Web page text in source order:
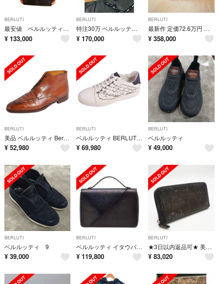
BERLUTI
最安値 ベルルッティ 鞄 バックパック リュック
¥ 133,000
BERLUTI
特注30万 ベルルッティ イタウバ レザー 長財布 エレファントグレー シルバー
¥ 170,000
BERLUTI
最新作 定価72.6万円 ベルルッティ ルッティ25パティーヌレザートートバッグ
¥ 358,000
BERLUTI
美品 ベルルッティ Berluti ブーツ Uチップ レースアップ レザー 革靴 メンズ 9(28.5cm相当) ブラウン
¥ 52,980
BERLUTI
ベルルッティ BERLUTI スニーカー プレイタイム PLAYTIME カリグラフィー スクリットレザー レザー 靴 メンズ 8(27.5cm)
¥ 69,980
BERLUTI
ベルルッティ
¥ 49,000
BERLUTI
ベルルッティ 9
¥ 39,000
BERLUTI
ベルルッティ イタウバ ワイド ネオ ラウンドファスナー セカンドバッグ ウォレット ヴェネチア カーフレザー メンズ Berluti 【234-81378】
¥ 119,800
BERLUTI
★3日以内返品可★ 美品 Berluti ベルルッティ カリグラフィ ラウンドジップウォレット - 長財布 グレー カーフレザー メンズ
¥ 83,020